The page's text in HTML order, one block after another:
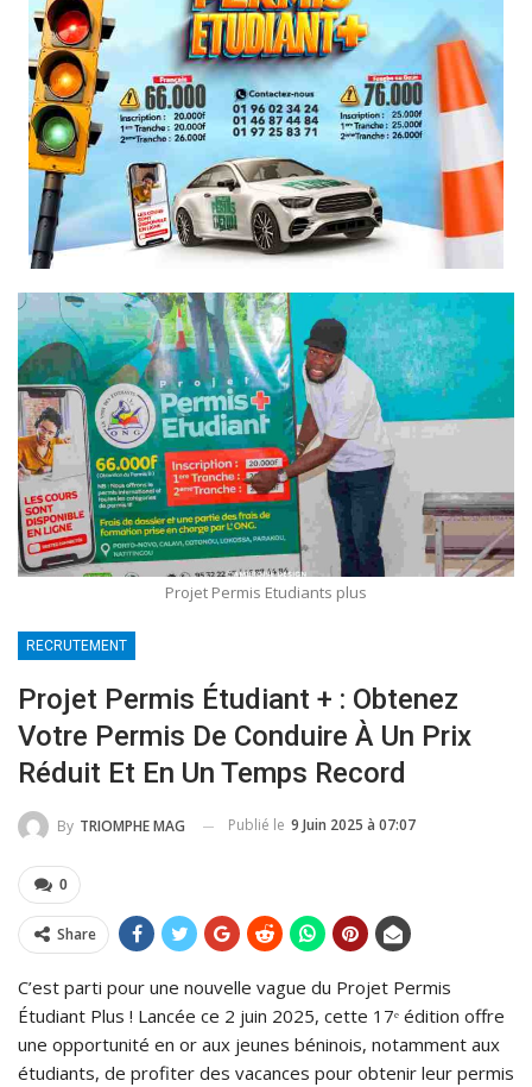
Projet Permis Etudiants plus
RECRUTEMENT
Projet Permis Étudiant + : Obtenez
Votre Permis De Conduire À Un Prix
Réduit Et En Un Temps Record
By TRIOMPHE MAG Publié le 9 Juin 2025 à 07:07
0
Share
C’est parti pour une nouvelle vague du Projet Permis
Étudiant Plus ! Lancée ce 2 juin 2025, cette 17ᵉ édition offre
une opportunité en or aux jeunes béninois, notamment aux
étudiants, de profiter des vacances pour obtenir leur permis